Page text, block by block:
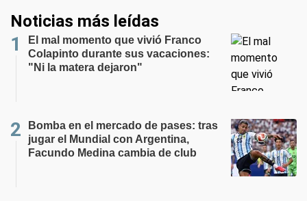
Noticias más leídas
El mal momento que vivió Franco
Colapinto durante sus vacaciones:
"Ni la matera dejaron"
Bomba en el mercado de pases: tras
jugar el Mundial con Argentina,
Facundo Medina cambia de club